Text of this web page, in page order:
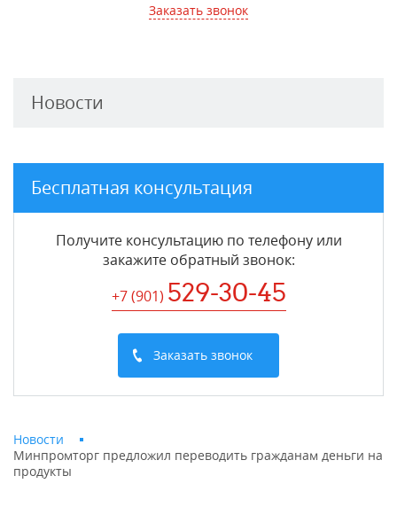
Заказать звонок
Новости
Бесплатная консультация
Получите консультацию по телефону или
закажите обратный звонок:
+7 (901) 529-30-45
Заказать звонок
Новости
Минпромторг предложил переводить гражданам деньги на
продукты